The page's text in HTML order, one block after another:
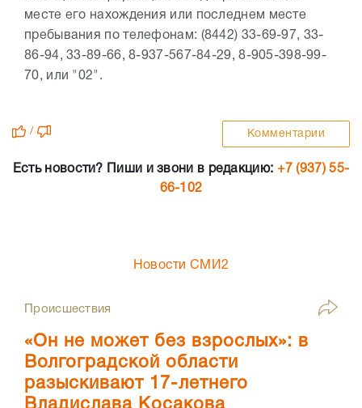
месте его нахождения или последнем месте
пребывания по телефонам: (8442) 33-69-97, 33-
86-94, 33-89-66, 8-937-567-84-29, 8-905-398-99-
70, или "02".
/ Комментарии
Есть новости? Пиши и звони в редакцию: +7 (937) 55-
66-102
Новости СМИ2
Происшествия
«Он не может без взрослых»: в
Волгоградской области
разыскивают 17-летнего